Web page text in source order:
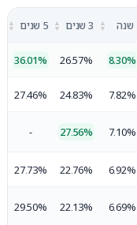
שנה ▲
▼ 3 שנים ▲
▼ 5 שנים ▲
▼
8.30%
26.57%
36.01%
7.82%
24.83%
27.46%
7.10%
27.56%
-
6.92%
22.76%
27.73%
6.69%
22.13%
29.50%